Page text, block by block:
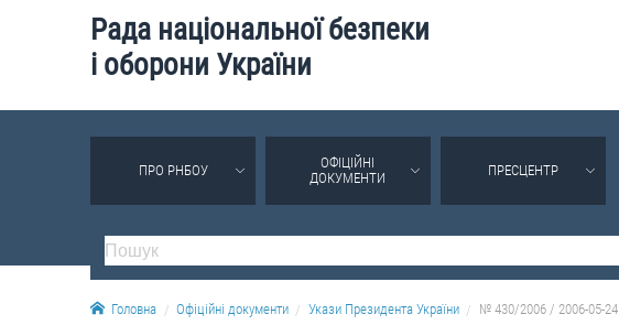
Рада національної безпеки
і оборони України
ПРО РНБОУ
ОФІЦІЙНІ
ДОКУМЕНТИ
ПРЕСЦЕНТР
Головна Офіційні документи Укази Президента України № 430/2006 / 2006-05-24